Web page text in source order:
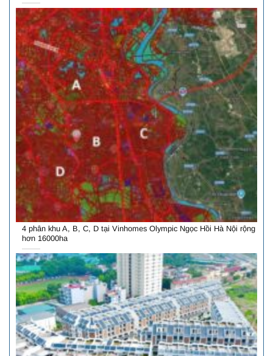
4 phân khu A, B, C, D tại Vinhomes Olympic Ngọc Hồi Hà Nội rộng
hơn 16000ha